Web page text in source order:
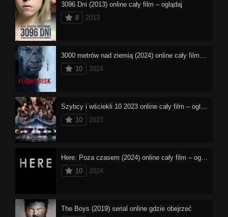
3096 Dni (2013) online cały film – oglądaj
8
2013
10
2024
10
2023
10
2024
The Boys (2019) serial online gdzie obejrzeć